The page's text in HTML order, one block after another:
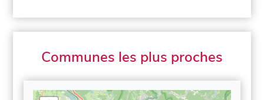
Communes les plus proches